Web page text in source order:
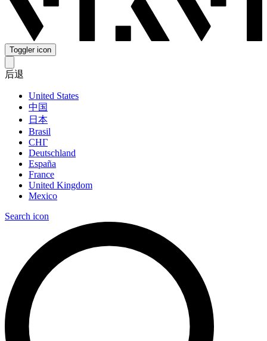
Toggler icon
后退
United States
中国
日本
Brasil
СНГ
Deutschland
España
France
United Kingdom
Mexico
Search icon